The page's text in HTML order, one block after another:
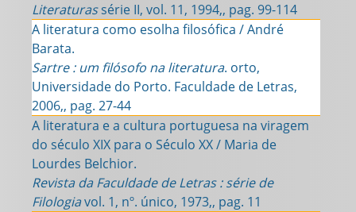
Literaturassérie II, vol. 11, 1994,, pag. 99-114
A literatura como esolha filosófica / André
Barata.
Sartre : um filósofo na literatura. orto,
Universidade do Porto. Faculdade de Letras,
2006,, pag. 27-44
A literatura e a cultura portuguesa na viragem
do século XIX para o Século XX / Maria de
Lourdes Belchior.
Revista da Faculdade de Letras : série de
Filologiavol. 1, nº. único, 1973,, pag. 11